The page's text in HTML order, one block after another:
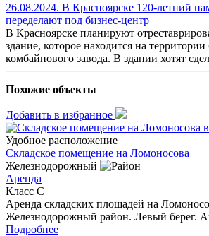
26.08.2024. В Красноярске 120-летний
переделают под бизнес-центр
В Красноярске планируют
здание, которое находится на
комбайнового завода. В здании хотят
Похожие объекты
Добавить в избранное
Удобное расположение
Складское помещение на Ломоносова
Железнодорожный
Аренда
Класс C
Аренда складских площадей на
Железнодорожный район. Левый берег.
Подробнее